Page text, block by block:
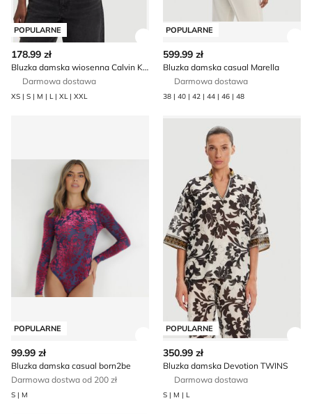
POPULARNE
178.99 zł
Bluzka damska wiosenna Calvin Klein Jeans
Darmowa dostawa
XS | S | M | L | XL | XXL
POPULARNE
599.99 zł
Bluzka damska casual Marella
Darmowa dostawa
38 | 40 | 42 | 44 | 46 | 48
POPULARNE
Zobacz szczegóły produktu
99.99 zł
Bluzka damska casual born2be
Darmowa dostwa od 200 zł
S | M
Bluzka damska Devotion
POPULARNE
350.99 zł
Bluzka damska Devotion TWINS
Darmowa dostawa
S | M | L